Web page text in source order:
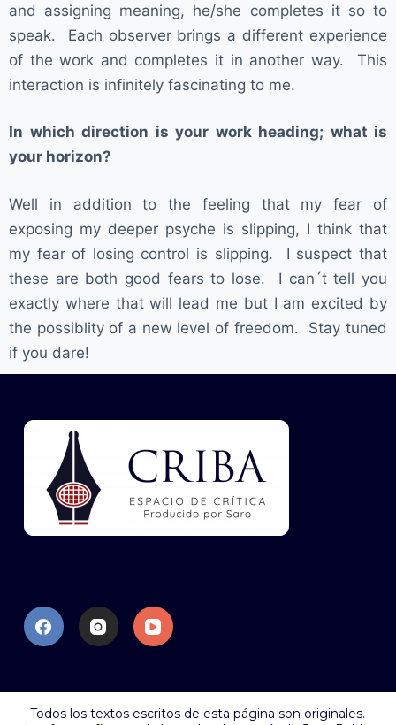
and assigning meaning, he/she completes it so to
speak. Each observer brings a different experience
of the work and completes it in another way. This
interaction is infinitely fascinating to me.
In which direction is your work heading; what is
your horizon?
Well in addition to the feeling that my fear of
exposing my deeper psyche is slipping, I think that
my fear of losing control is slipping. I suspect that
these are both good fears to lose. I can´t tell you
exactly where that will lead me but I am excited by
the possiblity of a new level of freedom. Stay tuned
if you dare!
Todos los textos escritos de esta página son originales.